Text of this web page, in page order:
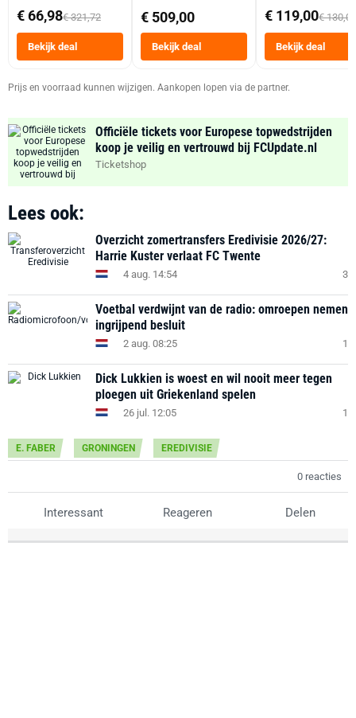
abonnement
€ 66,98€ 321,72
Bekijk deal
€ 509,00
Bekijk deal
Dubbele Mand 9
Tot 6 Personen
Heteluchtfriteuse
Zwart
€ 119,00€ 130,00
Bekijk deal
Prijs en voorraad kunnen wijzigen. Aankopen lopen via de partner.
Officiële tickets voor Europese topwedstrijden
koop je veilig en vertrouwd bij FCUpdate.nl
Ticketshop
Lees ook:
Overzicht zomertransfers Eredivisie 2026/27:
Harrie Kuster verlaat FC Twente
4 aug. 14:54 3
Voetbal verdwijnt van de radio: omroepen nemen
ingrijpend besluit
2 aug. 08:25 1
Dick Lukkien is woest en wil nooit meer tegen
ploegen uit Griekenland spelen
26 jul. 12:05 1
E. FABER GRONINGEN EREDIVISIE
0 reacties
Interessant Reageren Delen